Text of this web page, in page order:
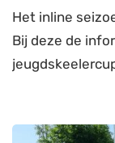
Het inline
Bij deze de